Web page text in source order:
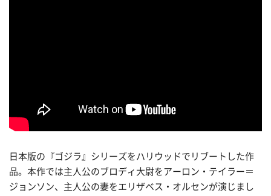
日本版の『ゴジラ』シリーズをハリウッドでリブートした作
品。本作では主人公のブロディ大尉をアーロン・テイラー＝
ジョンソン、主人公の妻をエリザベス・オルセンが演じまし